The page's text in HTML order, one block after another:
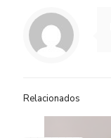
Relacionados